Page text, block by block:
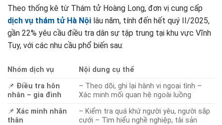
Theo thống kê từ Thám tử Hoàng Long, đơn vị cung cấp
dịch vụ thám tử Hà Nội lâu năm, tính đến hết quý II/2025,
gần 22% yêu cầu điều tra dân sự tập trung tại khu vực Vĩnh
Tuy, với các nhu cầu phổ biến sau:
Nhóm dịch vụ
Nội dung cụ thể
📌 Điều tra hôn
nhân – gia đình
– Theo dõi, ghi lại hành vi ngoại tình –
Xác minh mối quan hệ ngoài luồng
📌 Xác minh nhân
thân
– Kiểm tra quá khứ người yêu, người sắp
cưới – Tìm hiểu nghề nghiệp, tài sản